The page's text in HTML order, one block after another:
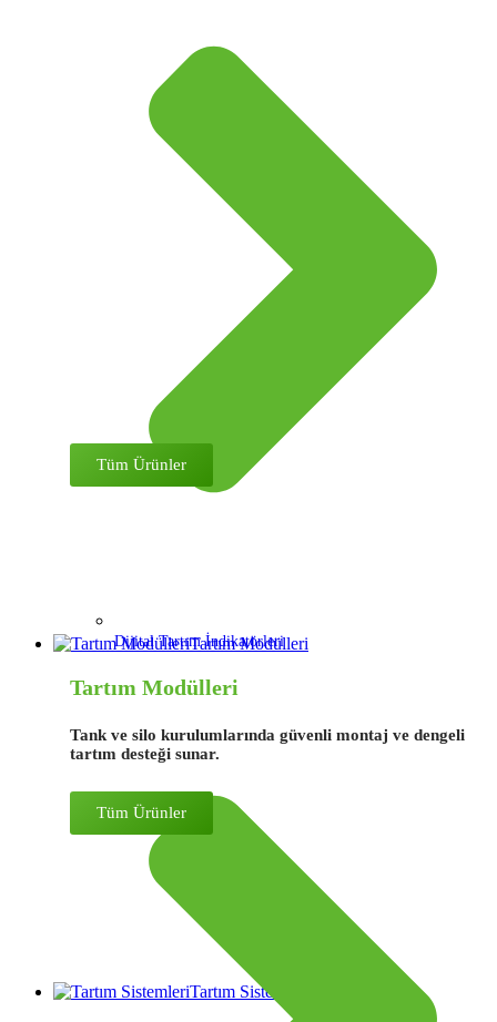
Dijital Tartım İndikatörleri
Tüm Ürünler
Tartım Modülleri
Tartım Modülleri
Tank ve silo kurulumlarında güvenli montaj ve dengeli
tartım desteği sunar.
Tüm Ürünler
Tartım Sistemleri